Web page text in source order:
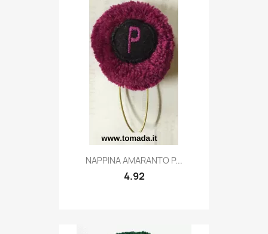
Quick view
NAPPINA AMARANTO P...
4.92